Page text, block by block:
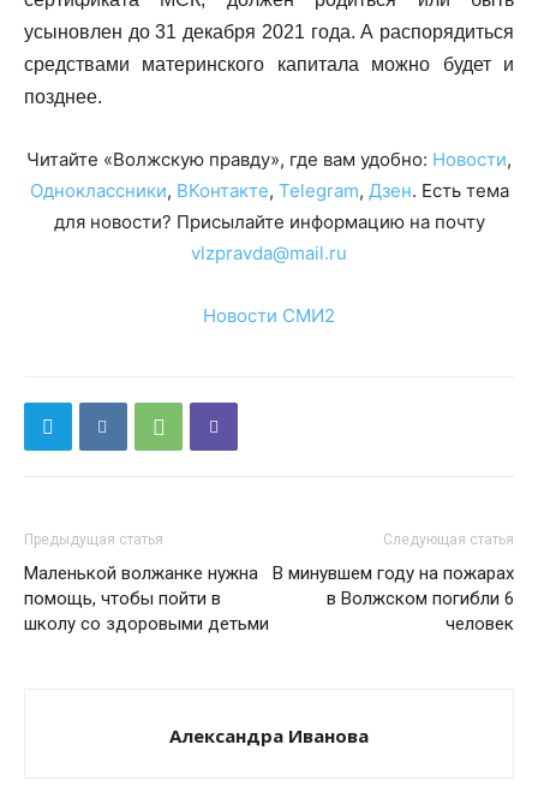
усыновлен до 31 декабря 2021 года. А распорядиться
средствами материнского капитала можно будет и
позднее.
Читайте «Волжскую правду», где вам удобно: Новости,
Одноклассники, ВКонтакте, Telegram, Дзен. Есть тема
для новости? Присылайте информацию на почту
vlzpravda@mail.ru
Новости СМИ2
Предыдущая статья
Маленькой волжанке нужна
помощь, чтобы пойти в
школу со здоровыми детьми
Следующая статья
В минувшем году на пожарах
в Волжском погибли 6
человек
Александра Иванова